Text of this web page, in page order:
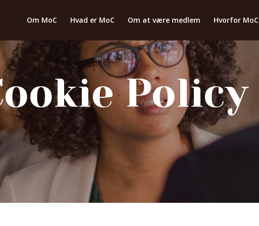
Om MoC Hvad er MoC Om at være medlem Hvorfor MoC
Policy